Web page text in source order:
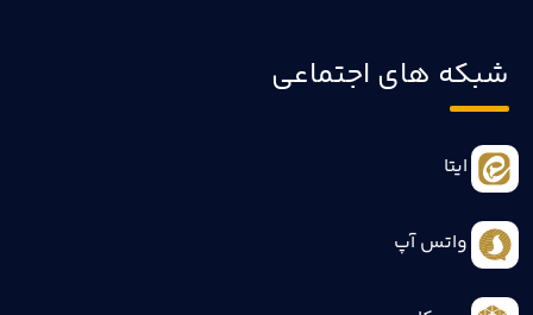
شبکه های اجتماعی
ایتا
واتس آپ